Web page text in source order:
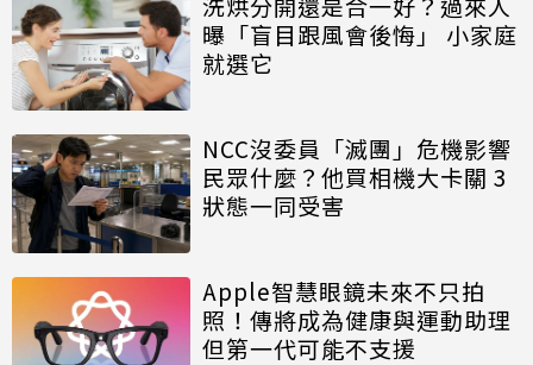
曝「盲目跟風會後悔」 小家庭
就選它
NCC沒委員「滅團」危機影響
民眾什麼？他買相機大卡關 3
狀態一同受害
Apple智慧眼鏡未來不只拍
照！傳將成為健康與運動助理
但第一代可能不支援